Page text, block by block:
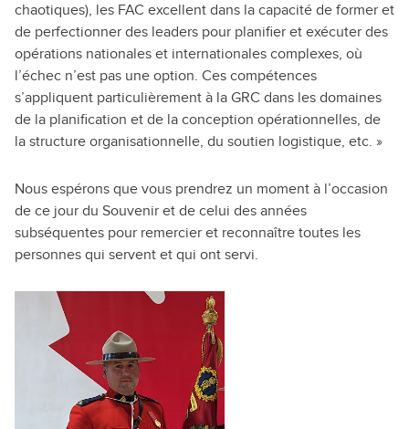
chaotiques), les FAC excellent dans la capacité de former et
de perfectionner des leaders pour planifier et exécuter des
opérations nationales et internationales complexes, où
l’échec n’est pas une option. Ces compétences
s’appliquent particulièrement à la GRC dans les domaines
de la planification et de la conception opérationnelles, de
la structure organisationnelle, du soutien logistique, etc. »
Nous espérons que vous prendrez un moment à l’occasion
de ce jour du Souvenir et de celui des années
subséquentes pour remercier et reconnaître toutes les
personnes qui servent et qui ont servi.